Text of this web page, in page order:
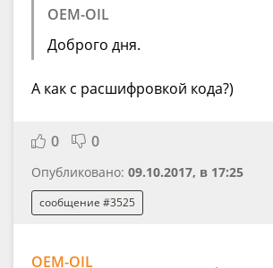
OEM-OIL
Доброго дня.
А как с расшифровкой кода?)
0 0
Опубликовано: 09.10.2017, в 17:25
сообщение #3525
OEM-OIL